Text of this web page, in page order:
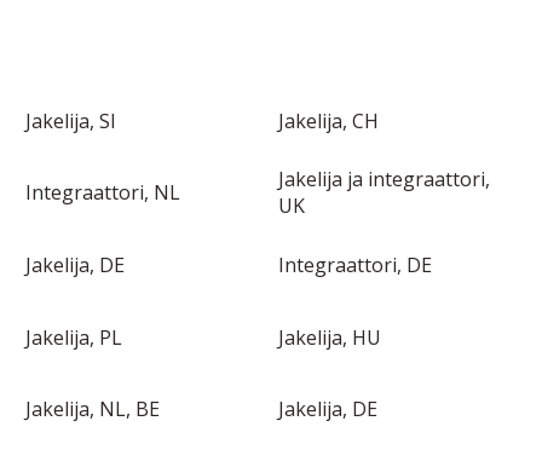
Jakelija, SI Jakelija, CH
Integraattori, NL
Jakelija ja integraattori,
UK
Jakelija, DE Integraattori, DE
Jakelija, PL Jakelija, HU
Jakelija, NL, BE Jakelija, DE